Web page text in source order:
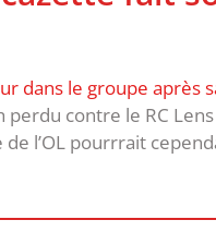
dans le groupe après
contre le RC
l’OL pourrrait